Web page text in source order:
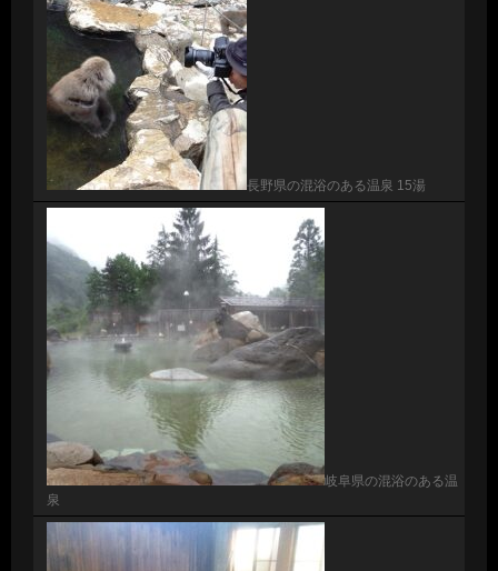
長野県の混浴のある温泉 15湯
岐阜県の混浴のある温
泉